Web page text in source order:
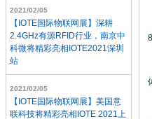
2021/02/05
【IOTE国际物联网展】深耕
2.4GHz有源RFID行业，南京中
科微将精彩亮相IOTE2021深圳
站
2021/02/05
【IOTE国际物联网展】美国意
联科技将精彩亮相IOTE 2021上